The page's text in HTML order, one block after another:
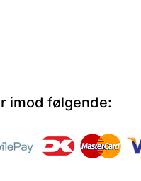
imod følgende: